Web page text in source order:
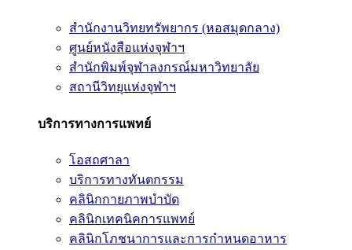
สำนักงานวิทยทรัพยากร (หอสมุดกลาง)
ศูนย์หนังสือแห่งจุฬาฯ
สำนักพิมพ์จุฬาลงกรณ์มหาวิทยาลัย
สถานีวิทยุแห่งจุฬาฯ
บริการทางการแพทย์
โอสถศาลา
บริการทางทันตกรรม
คลินิกกายภาพบำบัด
คลินิกเทคนิคการแพทย์
คลินิกโภชนาการและการกำหนดอาหาร